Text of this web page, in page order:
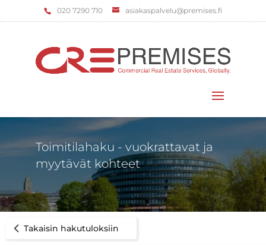
‌020 7290 710 asiakaspalvelu@premises.fi
Toimitilahaku - vuokrattavat ja
myytävät kohteet
Takaisin hakutuloksiin